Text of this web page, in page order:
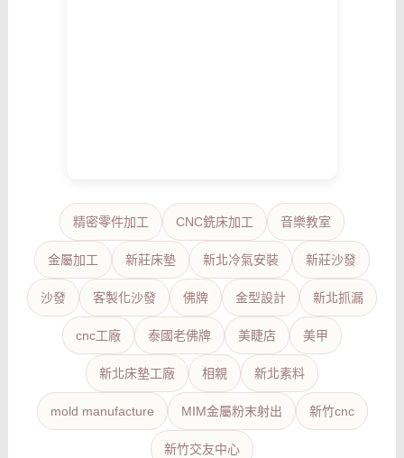
精密零件加工 CNC銑床加工 音樂教室
金屬加工 新莊床墊 新北冷氣安裝 新莊沙發
沙發 客製化沙發 佛牌 金型設計 新北抓漏
cnc工廠 泰國老佛牌 美睫店 美甲
新北床墊工廠 相親 新北素料
mold manufacture MIM金屬粉末射出 新竹cnc
新竹交友中心